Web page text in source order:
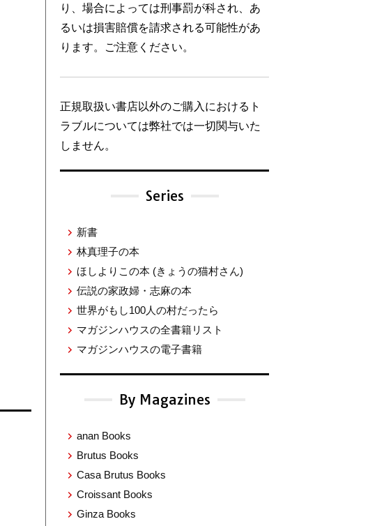
り、場合によっては刑事罰が科され、あ
るいは損害賠償を請求される可能性があ
ります。ご注意ください。
正規取扱い書店以外のご購入におけるト
ラブルについては弊社では一切関与いた
しません。
Series
新書
林真理子の本
ほしよりこの本 (きょうの猫村さん)
伝説の家政婦・志麻の本
世界がもし100人の村だったら
マガジンハウスの全書籍リスト
マガジンハウスの電子書籍
By Magazines
anan Books
Brutus Books
Casa Brutus Books
Croissant Books
Ginza Books